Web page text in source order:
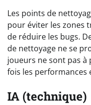
Les points de
pour éviter les zones
de réduire les bugs.
de nettoyage ne se
joueurs ne sont pas à
fois les performances
IA (technique)